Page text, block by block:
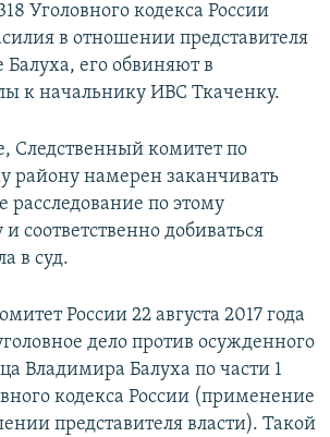
Уголовного кодекса России
в отношении представителя
Балуха, его обвиняют в
к начальнику ИВС Ткаченку.
Следственный комитет по
району намерен заканчивать
расследование по этому
соответственно добиваться
в суд.
России 22 августа 2017 года
дело против осужденного
Владимира Балуха по части 1
кодекса России (применение
представителя власти). Такой